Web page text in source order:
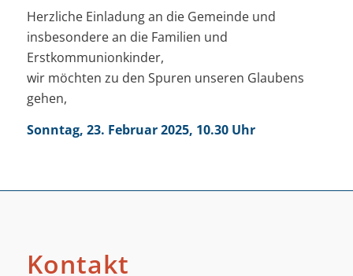
Herzliche Einladung an die Gemeinde und
insbesondere an die Familien und
Erstkommunionkinder,
wir möchten zu den Spuren unseren Glaubens
gehen,
Sonntag, 23. Februar 2025, 10.30 Uhr
Kontakt